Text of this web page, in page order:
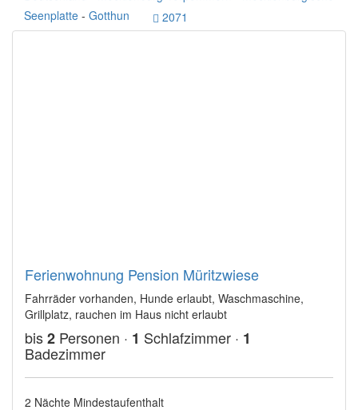
Seenplatte - Gotthun 2071
Ferienwohnung Pension Müritzwiese
Fahrräder vorhanden, Hunde erlaubt, Waschmaschine,
Grillplatz, rauchen im Haus nicht erlaubt
bis2 Personen · 1 Schlafzimmer · 1
Badezimmer
2 Nächte Mindestaufenthalt